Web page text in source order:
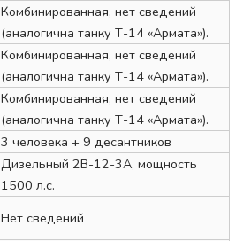
Комбинированная, нет сведений
(аналогична танку Т-14 «Армата»).
Комбинированная, нет сведений
(аналогична танку Т-14 «Армата»).
Комбинированная, нет сведений
(аналогична танку Т-14 «Армата»).
3 человека + 9 десантников
Дизельный 2В-12-3А, мощность
1500 л.с.
Нет сведений